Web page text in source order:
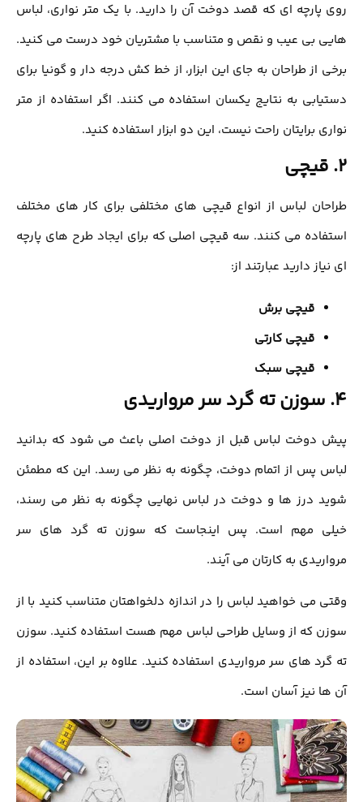
روي پارچه ای که قصد دوخت آن را دارید. با یک متر نواري، لباس
هایی بي عيب و نقص و متناسب با مشتریان خود درست می کنید.
برخی از طراحان به جای این ابزار، از خط کش درجه دار و گونيا برای
دستیابی به نتایج یکسان استفاده می کنند. اگر استفاده از متر
نواري برايتان راحت نيست، این دو ابزار استفاده كنيد.
2. قیچی
طراحان لباس از انواع قیچی هاي مختلفي برای كار هاي مختلف
استفاده می کنند. سه قیچی اصلی که برای ایجاد طرح های پارچه
ای نیاز دارید عبارتند از:
قیچی برش
قیچی کارتي
قیچی سبک
4. سوزن ته گرد سر مرواریدي
پیش دوخت لباس قبل از دوخت اصلي باعث مي شود که بدانيد
لباس پس از اتمام دوخت، چگونه به نظر می رسد. اين که مطمئن
شويد درز ها و دوخت در لباس نهایی چگونه به نظر مي رسند،
خيلي مهم است. پس اینجاست که سوزن ته گرد ​​های سر
مرواریدي به كارتان مي آيند.
وقتی مي خواهيد لباس را در اندازه دلخواهتان متناسب كنيد با از
سوزن که از وسایل طراحی لباس مهم هست استفاده کنید. سوزن
ته گرد ​​های سر مرواریدي استفاده كنيد. علاوه بر این، استفاده از
آن ها نيز آسان است.